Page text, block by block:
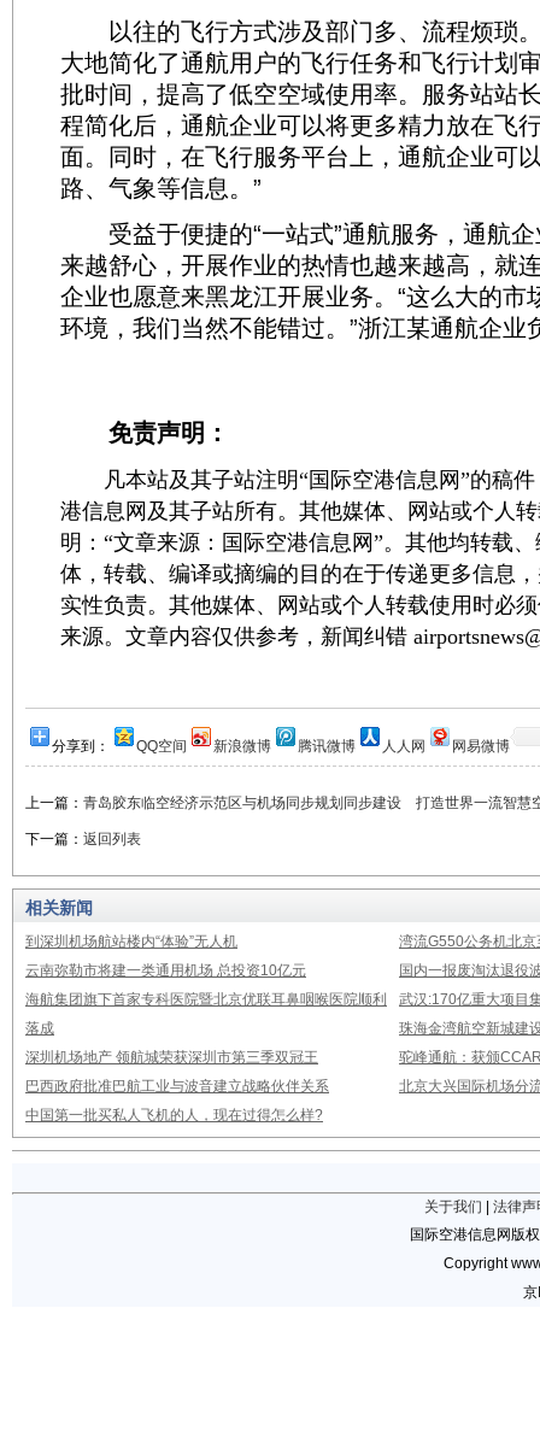
以往的飞行方式涉及部门多、流程烦琐
大地简化了通航用户的飞行任务和飞行计划
批时间，提高了低空空域使用率。服务站站
程简化后，通航企业可以将更多精力放在飞
面。同时，在飞行服务平台上，通航企业可
路、气象等信息。”
受益于便捷的“一站式”通航服务，通航企
来越舒心，开展作业的热情也越来越高，就
企业也愿意来黑龙江开展业务。“这么大的市
环境，我们当然不能错过。”浙江某通航企业
免责声明：
凡本站及其子站注明“国际空港信息网”的稿件
港信息网及其子站所有。其他媒体、网站或个人
明：“文章来源：国际空港信息网”。其他均转载
体，转载、编译或摘编的目的在于传递更多信息
实性负责。其他媒体、网站或个人转载使用时必
来源。文章内容仅供参考，新闻纠错
分享到： QQ空间 新浪微博 腾讯微博 人人网 网易微博
上一篇： 青岛胶东临空经济示范区与机场同步规划同步建设 打造世界一流智慧
下一篇： 返回列表
相关新闻
到深圳机场航站楼内“体验”无人机
湾流G550公务机北
云南弥勒市将建一类通用机场 总投资10亿元
国内一报废淘汰退役
海航集团旗下首家专科医院暨北京优联耳鼻咽喉医院顺利
落成
武汉:170亿重大项目
珠海金湾航空新城建
深圳机场地产 领航城荣获深圳市第三季双冠王
驼峰通航：获颁
巴西政府批准巴航工业与波音建立战略伙伴关系
北京大兴国际机场分
中国第一批买私人飞机的人，现在过得怎么样?
关于我们
法律声
国际空港信息网版
Copyright